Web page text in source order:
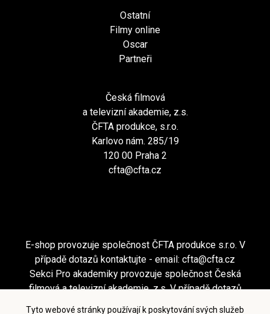
Tyto webové stránky používají k poskytování svých služeb
Ostatní
Filmy online
Oscar
Partneři
Česká filmová
a televizní akademie, z.s.
ČFTA produkce, s.r.o.
Karlovo nám. 285/19
120 00 Praha 2
cfta@cfta.cz
E-shop provozuje společnost ČFTA produkce s.r.o. V
případě dotazů kontaktujte - email: cfta@cfta.cz
Sekci Pro akademiky provozuje společnost Česká
filmová a televizní akademie, z.s. V případě dotazů